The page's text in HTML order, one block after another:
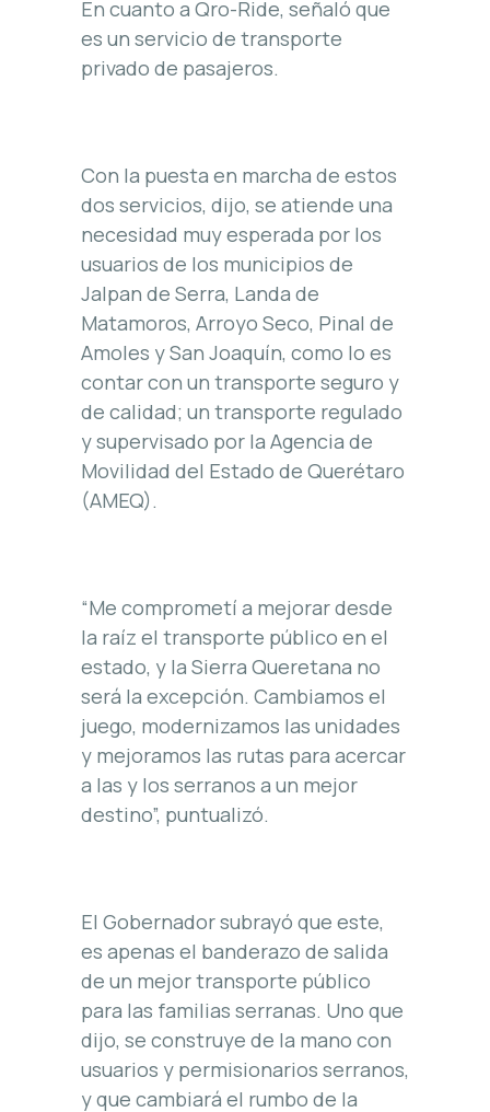
En cuanto a Qro-Ride, señaló que
es un servicio de transporte
privado de pasajeros.
Con la puesta en marcha de estos
dos servicios, dijo, se atiende una
necesidad muy esperada por los
usuarios de los municipios de
Jalpan de Serra, Landa de
Matamoros, Arroyo Seco, Pinal de
Amoles y San Joaquín, como lo es
contar con un transporte seguro y
de calidad; un transporte regulado
y supervisado por la Agencia de
Movilidad del Estado de Querétaro
(AMEQ).
“Me comprometí a mejorar desde
la raíz el transporte público en el
estado, y la Sierra Queretana no
será la excepción. Cambiamos el
juego, modernizamos las unidades
y mejoramos las rutas para acercar
a las y los serranos a un mejor
destino”, puntualizó.
El Gobernador subrayó que este,
es apenas el banderazo de salida
de un mejor transporte público
para las familias serranas. Uno que
dijo, se construye de la mano con
usuarios y permisionarios serranos,
y que cambiará el rumbo de la